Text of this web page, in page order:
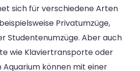
sich für verschiedene Arten
Privatumzüge,
Studentenumzüge. Aber auch
wie Klaviertransporte oder
Aquarium können mit einer